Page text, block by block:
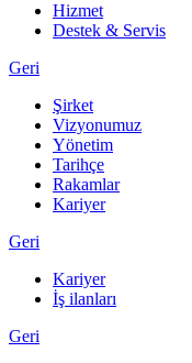
Hizmet
Destek & Servis
Geri
Şirket
Vizyonumuz
Yönetim
Tarihçe
Rakamlar
Kariyer
Geri
Kariyer
İş ilanları
Geri